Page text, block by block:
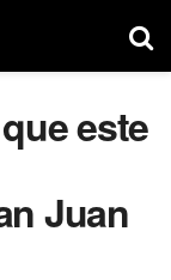
este
Juan